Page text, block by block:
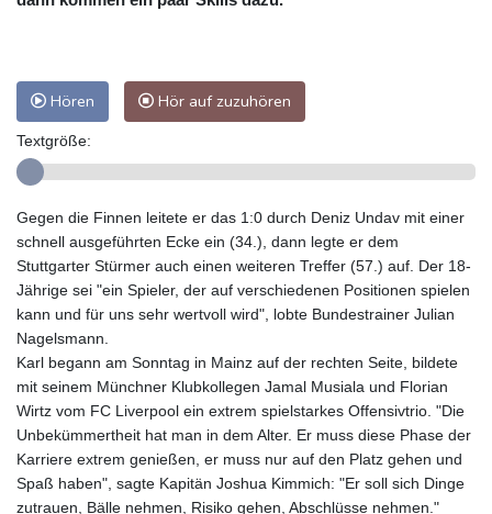
Hören Hör auf zuzuhören
Textgröße:
Gegen die Finnen leitete er das 1:0 durch Deniz Undav mit einer
schnell ausgeführten Ecke ein (34.), dann legte er dem
Stuttgarter Stürmer auch einen weiteren Treffer (57.) auf. Der 18-
Jährige sei "ein Spieler, der auf verschiedenen Positionen spielen
kann und für uns sehr wertvoll wird", lobte Bundestrainer Julian
Nagelsmann.
Karl begann am Sonntag in Mainz auf der rechten Seite, bildete
mit seinem Münchner Klubkollegen Jamal Musiala und Florian
Wirtz vom FC Liverpool ein extrem spielstarkes Offensivtrio. "Die
Unbekümmertheit hat man in dem Alter. Er muss diese Phase der
Karriere extrem genießen, er muss nur auf den Platz gehen und
Spaß haben", sagte Kapitän Joshua Kimmich: "Er soll sich Dinge
zutrauen, Bälle nehmen, Risiko gehen, Abschlüsse nehmen."